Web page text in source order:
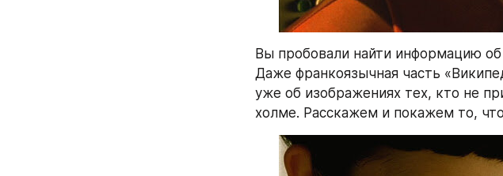
Вы пробовали найти информацию
Даже франкоязычная часть
уже об изображениях тех, кто не
холме. Расскажем и покажем то,